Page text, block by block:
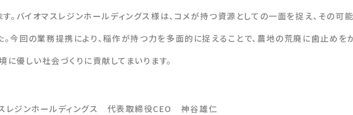
す。バイオマスレジンホールディングス様は、コメが持つ資源としての一面を捉え、その可
。今回の業務提携により、稲作が持つ力を多面的に捉えることで、農地の荒廃に歯止めを
優しい社会づくりに貢献してまいります。
レジンホールディングス 代表取締役CEO 神谷雄仁